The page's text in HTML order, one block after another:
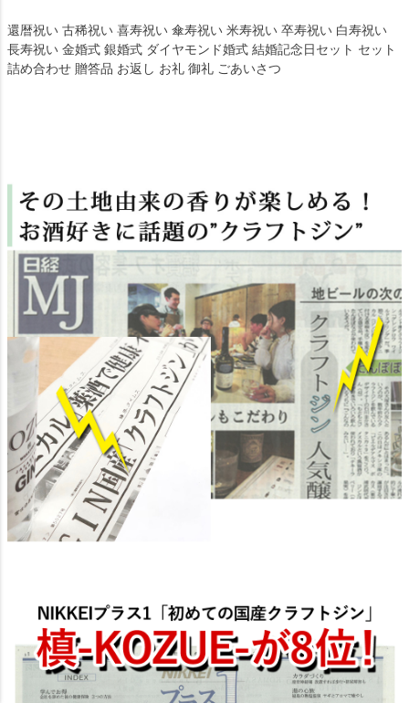
還暦祝い 古稀祝い 喜寿祝い 傘寿祝い 米寿祝い 卒寿祝い 白寿祝い
長寿祝い 金婚式 銀婚式 ダイヤモンド婚式 結婚記念日セット セット
詰め合わせ 贈答品 お返し お礼 御礼 ごあいさつ